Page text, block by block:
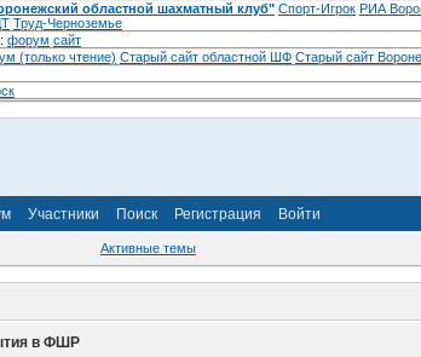
областной шахматный клуб" Спорт-Игрок РИА
Труд-Черноземье
форум сайт
(только чтение) Старый сайт областной ШФ Старый сайт
Участники Поиск Регистрация Войти
Активные темы
в ФШР